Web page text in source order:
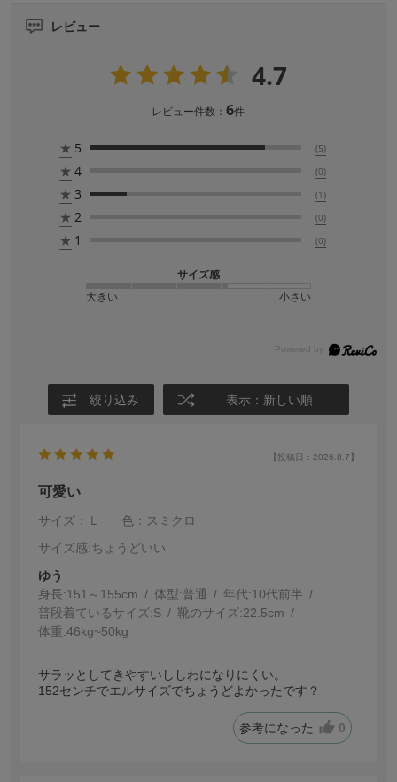
レビュー
4.7
レビュー件数：6件
★ 5 (5)
★ 4 (0)
★ 3 (1)
★ 2 (0)
★ 1 (0)
サイズ感
大きい
小さい
絞り込み 表示：新しい順
【投稿日：2026.8.7】
可愛い
サイズ：Ｌ
色：スミクロ
サイズ感:ちょうどいい
ゆう
身長:151～155cm 体型:普通 年代:10代前半
普段着ているサイズ:S 靴のサイズ:22.5cm
体重:46kg~50kg
サラッとしてきやすいししわになりにくい。
152センチでエルサイズでちょうどよかったです？
参考になった 0